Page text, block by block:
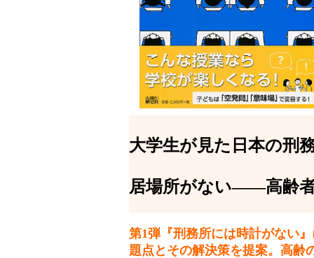
大学生が見た日本の刑
居場所がない――高齢
第1弾『刑務所には時計がない
題点とその解決策を提案。高齢